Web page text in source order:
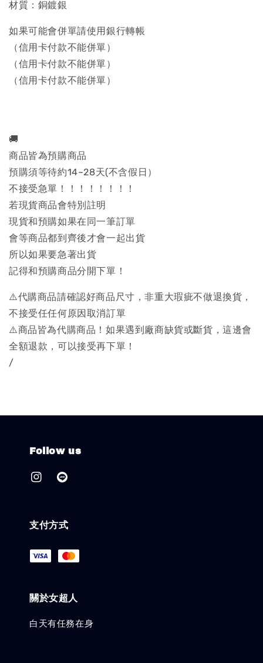
材質：銅鍍銀
如果可能會併單請使用銀行轉帳
（信用卡付款不能併單）
（信用卡付款不能併單）
（信用卡付款不能併單）
🚚
商品皆為預購商品
預購須等待約14~28天(不含假日）
不接受急單！！！！！！！！
若現貨商品會特別註明
現貨和預購如果在同一筆訂單
會等商品都到齊後才會一起出貨
所以如果要急著出貨
記得和預購商品分開下單！
⚠️代購商品請確認好商品尺寸，非重大瑕疵不做退換貨，
不接受任任何原因取消訂單
⚠️商品皆為代購商品！如果遇到廠商缺貨或斷貨，這邊會
全額退款，可以接受再下單！
/
Follow us
支付方式
關於女超人
白天有任務在身